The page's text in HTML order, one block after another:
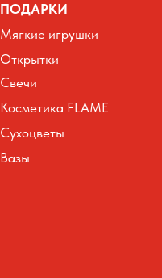
ПОДАРКИ
Мягкие игрушки
Открытки
Свечи
Сухоцветы
Вазы
Косметика FLAME